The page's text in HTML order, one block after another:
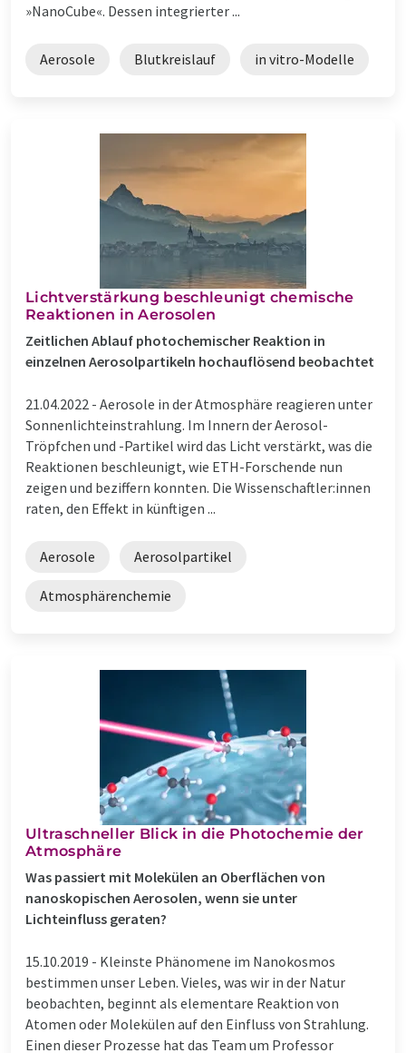
»NanoCube«. Dessen integrierter ...
Aerosole Blutkreislauf in vitro-Modelle
Lichtverstärkung beschleunigt chemische
Reaktionen in Aerosolen
Zeitlichen Ablauf photochemischer Reaktion in
einzelnen Aerosolpartikeln hochauflösend beobachtet
21.04.2022 - Aerosole in der Atmosphäre reagieren unter
Sonnenlichteinstrahlung. Im Innern der Aerosol-​
Tröpfchen und -​Partikel wird das Licht verstärkt, was die
Reaktionen beschleunigt, wie ETH-​Forschende nun
zeigen und beziffern konnten. Die Wissenschaftler:innen
raten, den Effekt in künftigen ...
Aerosole Aerosolpartikel
Atmosphärenchemie
Ultraschneller Blick in die Photochemie der
Atmosphäre
Was passiert mit Molekülen an Oberflächen von
nanoskopischen Aerosolen, wenn sie unter
Lichteinfluss geraten?
15.10.2019 - Kleinste Phänomene im Nanokosmos
bestimmen unser Leben. Vieles, was wir in der Natur
beobachten, beginnt als elementare Reaktion von
Atomen oder Molekülen auf den Einfluss von Strahlung.
Einen dieser Prozesse hat das Team um Professor